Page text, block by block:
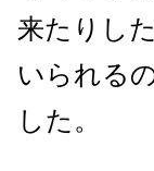
来たりし
いられる
した。